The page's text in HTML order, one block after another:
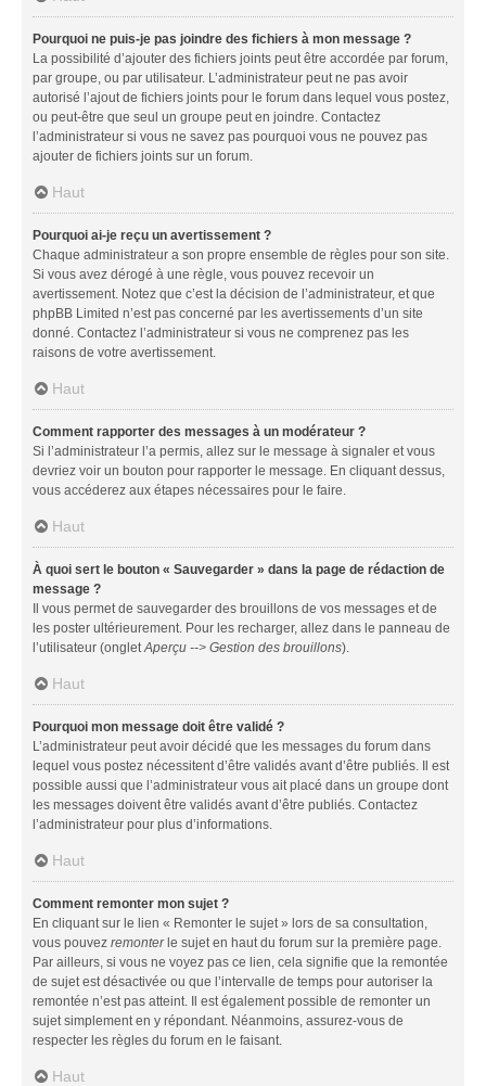
Pourquoi ne puis-je pas joindre des fichiers à mon message ?
La possibilité d’ajouter des fichiers joints peut être accordée par forum,
par groupe, ou par utilisateur. L’administrateur peut ne pas avoir
autorisé l’ajout de fichiers joints pour le forum dans lequel vous postez,
ou peut-être que seul un groupe peut en joindre. Contactez
l’administrateur si vous ne savez pas pourquoi vous ne pouvez pas
ajouter de fichiers joints sur un forum.
Haut
Pourquoi ai-je reçu un avertissement ?
Chaque administrateur a son propre ensemble de règles pour son site.
Si vous avez dérogé à une règle, vous pouvez recevoir un
avertissement. Notez que c’est la décision de l’administrateur, et que
phpBB Limited n’est pas concerné par les avertissements d’un site
donné. Contactez l’administrateur si vous ne comprenez pas les
raisons de votre avertissement.
Haut
Comment rapporter des messages à un modérateur ?
Si l’administrateur l’a permis, allez sur le message à signaler et vous
devriez voir un bouton pour rapporter le message. En cliquant dessus,
vous accéderez aux étapes nécessaires pour le faire.
Haut
À quoi sert le bouton « Sauvegarder » dans la page de rédaction de
message ?
Il vous permet de sauvegarder des brouillons de vos messages et de
les poster ultérieurement. Pour les recharger, allez dans le panneau de
l’utilisateur (ongletAperçu --> Gestion des brouillons).
Haut
Pourquoi mon message doit être validé ?
L’administrateur peut avoir décidé que les messages du forum dans
lequel vous postez nécessitent d’être validés avant d’être publiés. Il est
possible aussi que l’administrateur vous ait placé dans un groupe dont
les messages doivent être validés avant d’être publiés. Contactez
l’administrateur pour plus d’informations.
Haut
Comment remonter mon sujet ?
En cliquant sur le lien « Remonter le sujet » lors de sa consultation,
vous pouvez remonterle sujet en haut du forum sur la première page.
Par ailleurs, si vous ne voyez pas ce lien, cela signifie que la remontée
de sujet est désactivée ou que l’intervalle de temps pour autoriser la
remontée n’est pas atteint. Il est également possible de remonter un
sujet simplement en y répondant. Néanmoins, assurez-vous de
respecter les règles du forum en le faisant.
Haut